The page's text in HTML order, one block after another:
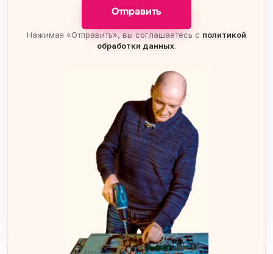
Отправить
Нажимая «Отправить», вы соглашаетесь с политикой
обработки данных.